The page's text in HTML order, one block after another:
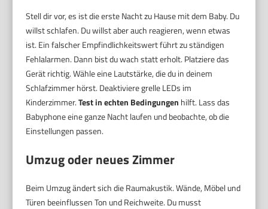
Stell dir vor, es ist die erste Nacht zu Hause mit dem Baby. Du
willst schlafen. Du willst aber auch reagieren, wenn etwas
ist. Ein falscher Empfindlichkeitswert führt zu ständigen
Fehlalarmen. Dann bist du wach statt erholt. Platziere das
Gerät richtig. Wähle eine Lautstärke, die du in deinem
Schlafzimmer hörst. Deaktiviere grelle LEDs im
Kinderzimmer.Test in echten Bedingungen hilft. Lass das
Babyphone eine ganze Nacht laufen und beobachte, ob die
Einstellungen passen.
Umzug oder neues Zimmer
Beim Umzug ändert sich die Raumakustik. Wände, Möbel und
Türen beeinflussen Ton und Reichweite. Du musst